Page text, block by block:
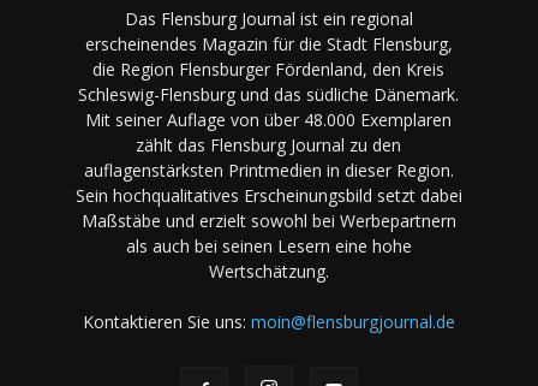
Das Flensburg Journal ist ein regional
erscheinendes Magazin für die Stadt Flensburg,
die Region Flensburger Fördenland, den Kreis
Schleswig-Flensburg und das südliche Dänemark.
Mit seiner Auflage von über 48.000 Exemplaren
zählt das Flensburg Journal zu den
auflagenstärksten Printmedien in dieser Region.
Sein hochqualitatives Erscheinungsbild setzt dabei
Maßstäbe und erzielt sowohl bei Werbepartnern
als auch bei seinen Lesern eine hohe
Wertschätzung.
Kontaktieren Sie uns: moin@flensburgjournal.de